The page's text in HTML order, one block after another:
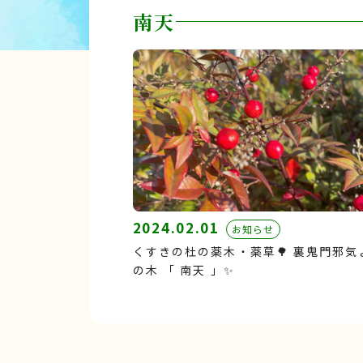
南天
2024.02.01 お知らせ
くすきの杜の薬木・薬草🌳 裏鬼門邪気
の木 「 南天 」✨